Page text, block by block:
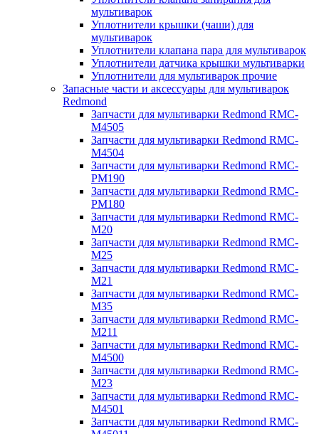
мультиварок
Уплотнители крышки (чаши) для
мультиварок
Уплотнители клапана пара для мультиварок
Уплотнители датчика крышки мультиварки
Уплотнители для мультиварок прочие
Запасные части и аксессуары для мультиварок
Redmond
Запчасти для мультиварки Redmond RMC-
M4505
Запчасти для мультиварки Redmond RMC-
M4504
Запчасти для мультиварки Redmond RMC-
PM190
Запчасти для мультиварки Redmond RMC-
PM180
Запчасти для мультиварки Redmond RMC-
M20
Запчасти для мультиварки Redmond RMC-
M25
Запчасти для мультиварки Redmond RMC-
M21
Запчасти для мультиварки Redmond RMC-
M35
Запчасти для мультиварки Redmond RMC-
M211
Запчасти для мультиварки Redmond RMC-
M4500
Запчасти для мультиварки Redmond RMC-
M23
Запчасти для мультиварки Redmond RMC-
M4501
Запчасти для мультиварки Redmond RMC-